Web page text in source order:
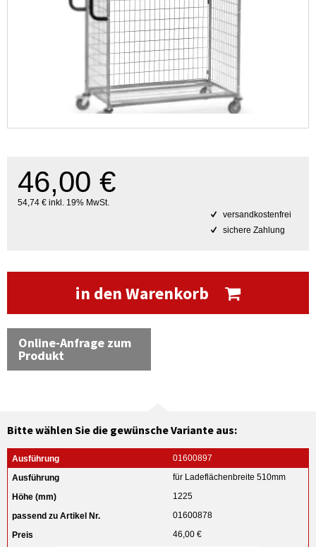
46,00 €
54,74 € inkl. 19% MwSt.
versandkostenfrei
sichere Zahlung
in den Warenkorb
Online-Anfrage zum
Produkt
Bitte wählen Sie die gewünsche Variante aus:
01600897
für Ladeflächenbreite 510mm
1225
01600878
46,00 €